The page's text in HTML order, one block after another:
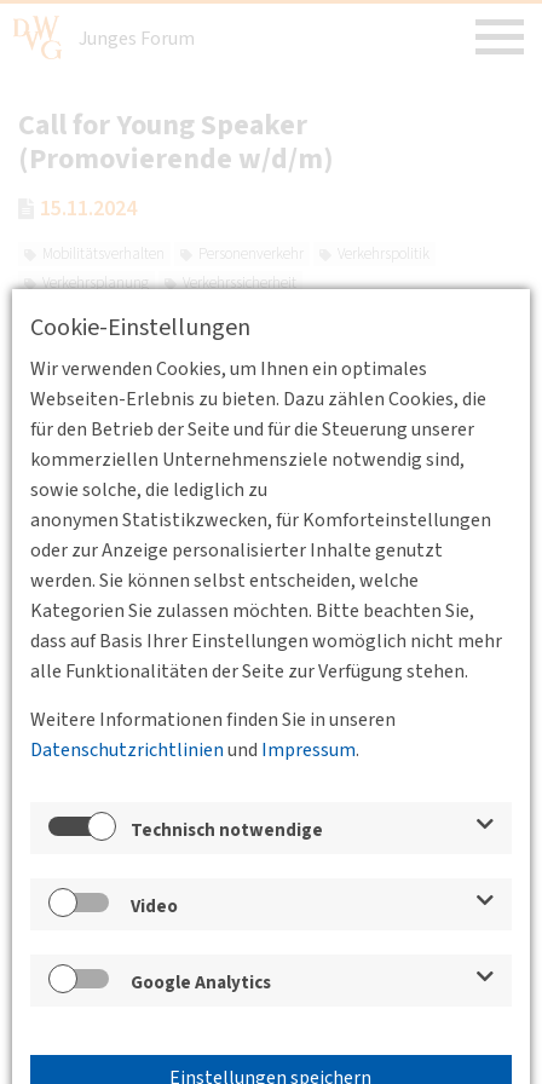
Cookie-Einstellungen
Wir verwenden Cookies, um Ihnen ein optimales
Webseiten-Erlebnis zu bieten. Dazu zählen Cookies, die
für den Betrieb der Seite und für die Steuerung unserer
kommerziellen Unternehmensziele notwendig sind,
sowie solche, die lediglich zu
anonymen Statistikzwecken, für Komforteinstellungen
oder zur Anzeige personalisierter Inhalte genutzt
werden. Sie können selbst entscheiden, welche
Kategorien Sie zulassen möchten. Bitte beachten Sie,
dass auf Basis Ihrer Einstellungen womöglich nicht mehr
alle Funktionalitäten der Seite zur Verfügung stehen.
Weitere Informationen finden Sie in unseren
Datenschutzrichtlinienund Impressum.
Technisch notwendige
Video
Google Analytics
Einstellungen speichern
Junges Forum
Call for Young Speaker
(Promovierende w/d/m)
15.11.2024
Mobilitätsverhalten Personenverkehr
Verkehrspolitik
Verkehrsplanung
Verkehrssicherheit
Bewerbungen bis zum 5. Januar 2025 möglich
Verwandte Nachrichten
10.03.2025 Call for Papers: Resiliente urbane Mobilität
06.02.2025 Publizieren im Jahrbuch Schweizer Verkehr 2025
18.11.2024 Call for Papers: Resiliente urbane Mobilität:
künftige Herausforderungen
31.10.2024 Call for Participation: DVWG-Summit 2025
Nachwuchstalente im Verkehrswesen
01.02.2024 Call for Speaker (w/d/m) - Reallabore